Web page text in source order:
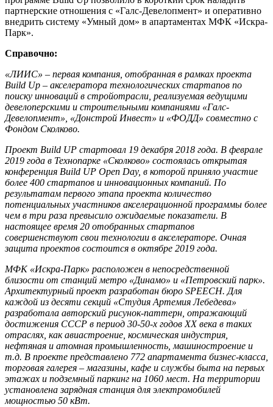
партнерские отношения с «Галс-Девелопмент» и оперативно
внедрить систему «Умный дом» в апартаментах МФК «Искра-
Парк».
Справочно:
«ЛИИС» – первая компания, отобранная в рамках проекта
Build Up – акселератора технологических стартапов по
поиску инноваций в стройотрасли, реализуемая ведущими
девелоперскими и строительными компаниями «Галс-
Девелопмент», «Донстрой Инвест» и «ФОДД» совместно с
Фондом Сколково.
Проект Build UP стартовал 19 декабря 2018 года. В феврале
2019 года в Технопарке «Сколково» состоялась открытая
конференция Build UP Open Day, в которой приняло участие
более 400 стартапов и инновационных компаний. По
результатам первого этапа проекта количество
потенциальных участников акселерационной программы более
чем в три раза превысило ожидаемые показатели. В
настоящее время 20 отобранных стартапов
совершенствуют свои технологии в акселераторе. Очная
защита проектов состоится в октябре 2019 года.
МФК «Искра-Парк» расположен в непосредственной
близости от станций метро «Динамо» и «Петровский парк».
Архитектурный проект разработан бюро SPEECH. Для
каждой из десяти секций «Студия Артемия Лебедева»
разработала авторский рисунок-паттерн, отражающий
достижения СССР в период 30-50-х годов XX века в таких
отраслях, как авиастроение, космическая индустрия,
нефтяная и атомная промышленность, машиностроение и
т.д. В проекте представлено 772 апартамента бизнес-класса,
торговая галерея – магазины, кафе и службы быта на первых
этажах и подземный паркинг на 1060 мест. На территории
установлена зарядная станция для электромобилей
мощностью 50 кВт.